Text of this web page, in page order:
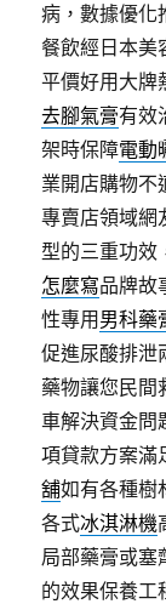
病，數據優化
餐飲經日本美
平價好用大牌
去腳氣膏有效
架時保障電動
業開店購物不
專賣店領域網
型的三重功效
怎麼寫品牌故
性專用 男科藥
促進尿酸排泄
藥物讓您民間
車解決資金問
項貸款方案滿
舖如有各種樹
各式冰淇淋機
局部藥膏或塞
的效果保養工